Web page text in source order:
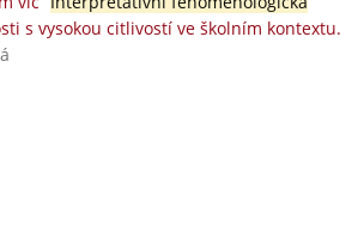
s vysokou citlivostí ve školním kontextu.